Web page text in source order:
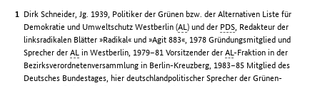
Dirk Schneider, Jg. 1939, Politiker der Grünen bzw. der Alternativen Liste für
Demokratie und Umweltschutz Westberlin (AL) und der PDS , Redakteur der
linksradikalen Blätter »Radikal« und »Agit 883«, 1978 Gründungsmitglied und
Sprecher derAL in Westberlin, 1979–81 Vorsitzender derAL-Fraktion in der
Bezirksverordnetenversammlung in Berlin-Kreuzberg, 1983–85 Mitglied des
Deutsches Bundestages, hier deutschlandpolitischer Sprecher der Grünen-